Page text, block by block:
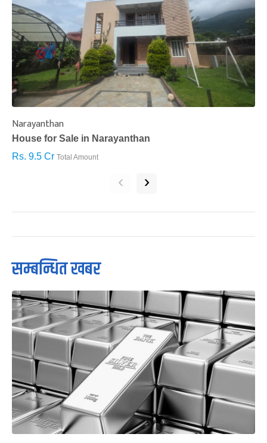
Narayanthan
House for Sale in Narayanthan
Rs. 9.5 Cr Total Amount
‹ ›
सम्बन्धित खबर